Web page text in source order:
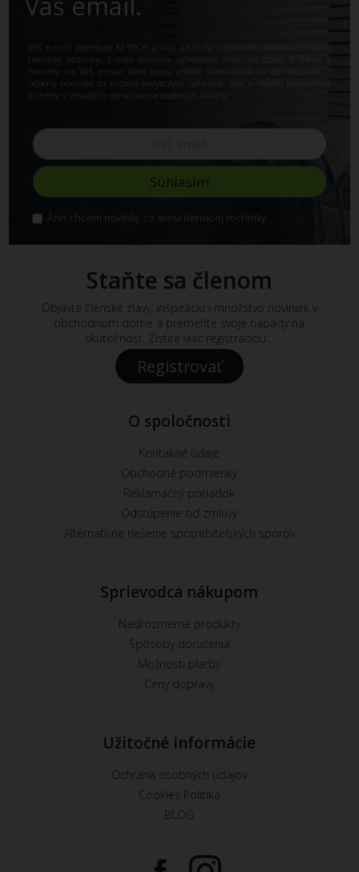
Váš e-mail potrebuje M-TECH group s.r.o. na zasielanie noviniek zo sveta
tieniacej techniky. E-mail budeme uchovávať max. po dobu 5 rokov a
novinky na Váš e-mail Vám budú chodiť maximálne 2x do mesiaca. Z
odberu noviniek sa môžete kedykoľvek odhl.ásiť. Viac o Vašich právach sa
dozviete v zásadách spracúvania osobných údajov
Áno chcem novinky zo sveta tieniacej techniky.
Staňte sa členom
Objavte členské zľavy, inšpiráciu i množstvo noviniek v
obchodnom dome a premeňte svoje nápady na
skutočnosť. Zistite viac registráciou...
Registrovať
O spoločnosti
Kontakné údaje
Obchodné podmienky
Reklamačný poriadok
Odstúpenie od zmluvy
Alternatívne riešenie spotrebiteľských sporov
Sprievodca nákupom
Nadrozmerné produkty
Spôsoby doručenia
Možnosti platby
Ceny dopravy
Užitočné informácie
Ochrana osobných údajov
Cookies Politika
BLOG